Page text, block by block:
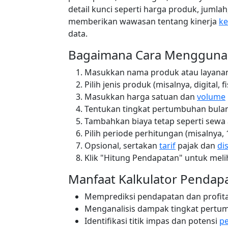
detail kunci seperti harga produk,
memberikan wawasan tentang kinerja
data.
Bagaimana Cara
Masukkan nama produk atau
Pilih jenis produk (misalnya, digital,
Masukkan harga satuan dan volume
Tentukan tingkat pertumbuhan
Tambahkan biaya tetap seperti
Pilih periode perhitungan (misalnya,
Opsional, sertakan tarif pajak dan
Klik "Hitung Pendapatan" untuk
Manfaat Kalkulator
Memprediksi pendapatan dan
Menganalisis dampak tingkat
Identifikasi titik impas dan potensi